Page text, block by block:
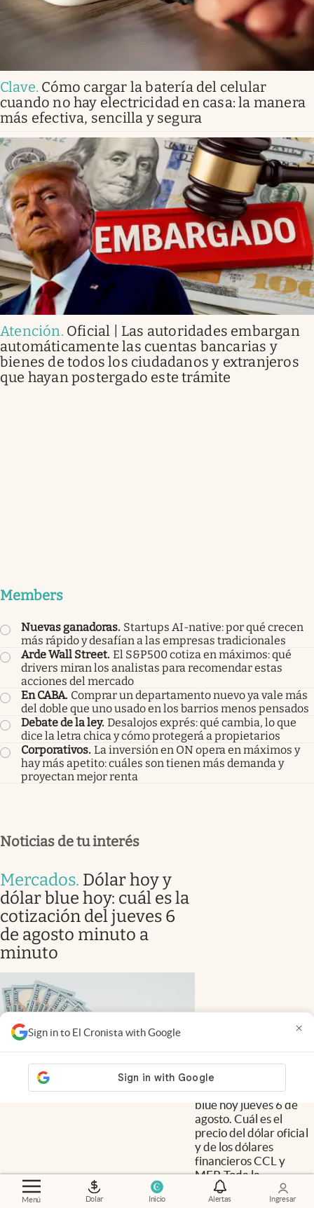
Menú Dolar Inicio Alertas Ingresar
Sign in to El Cronista with Google ×
Clave. Cómo cargar la batería del celular
cuando no hay electricidad en casa: la manera
más efectiva, sencilla y segura
Atención. Oficial | Las autoridades embargan
automáticamente las cuentas bancarias y
bienes de todos los ciudadanos y extranjeros
que hayan postergado este trámite
Members
Nuevas ganadoras. Startups AI-native: por qué crecen
más rápido y desafían a las empresas tradicionales
Arde Wall Street. El S&P500 cotiza en máximos: qué
drivers miran los analistas para recomendar estas
acciones del mercado
En CABA. Comprar un departamento nuevo ya vale más
del doble que uno usado en los barrios menos pensados
Debate de la ley. Desalojos exprés: qué cambia, lo que
dice la letra chica y cómo protegerá a propietarios
Corporativos. La inversión en ON opera en máximos y
hay más apetito: cuáles son tienen más demanda y
proyectan mejor renta
Noticias de tu interés
Mercados. Dólar hoy y
dólar blue hoy: cuál es la
cotización del jueves 6
de agosto minuto a
minuto
A cuánto está el dólar
blue hoy jueves 6 de
agosto. Cuál es el
precio del dólar oficial
y de los dólares
financieros CCL y
MEP. Toda la
información que
necesitás sobre cómo